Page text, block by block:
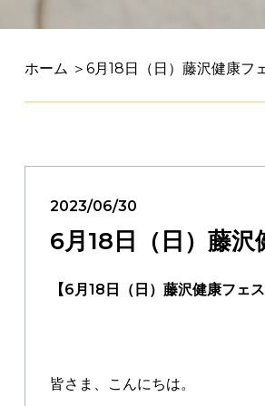
ホーム ＞6月18日（日）藤沢健康フ
2023/06/30
6月18日（日）藤
【6月18日（日）藤沢健康フェス
皆さま、こんにちは。